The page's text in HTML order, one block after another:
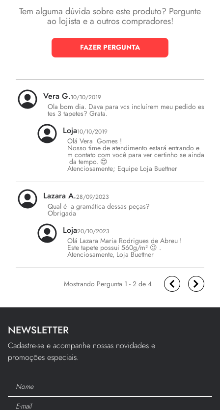
Tem alguma dúvida sobre este produto? Pergunte
ao lojista e a outros compradores!
FAZER PERGUNTA
Vera G.10/10/2019
Ola bom dia. Dava para vcs incluírem meu pedido es
tes 3 tapetes? Grata.
Loja10/10/2019
Olá Vera  Gomes !
Nosso time de atendimento estará entrando e
m contato com você para ver certinho se ainda
da tempo. 😍
Atenciosamente; Equipe Loja Buettner
Lazara A.28/09/2023
Qual é  a gramática dessas peças?
Obrigada
Loja20/10/2023
Olá Lazara Maria Rodrigues de Abreu !
Este tapete possui 560g/m² 😉 .
Atenciosamente, Loja Buettner
1 - 2de 4
NEWSLETTER
Cadastre-se e acompanhe nossas novidades e
promoções especiais.